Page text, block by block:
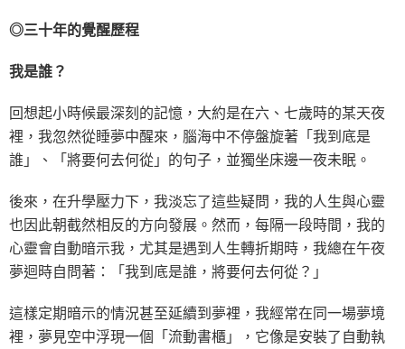
◎三十年的覺醒歷程
我是誰？
回想起小時候最深刻的記憶，大約是在六、七歲時的某天夜
裡，我忽然從睡夢中醒來，腦海中不停盤旋著「我到底是
誰」、「將要何去何從」的句子，並獨坐床邊一夜未眠。
後來，在升學壓力下，我淡忘了這些疑問，我的人生與心靈
也因此朝截然相反的方向發展。然而，每隔一段時間，我的
心靈會自動暗示我，尤其是遇到人生轉折期時，我總在午夜
夢迴時自問著：「我到底是誰，將要何去何從？」
這樣定期暗示的情況甚至延續到夢裡，我經常在同一場夢境
裡，夢見空中浮現一個「流動書櫃」，它像是安裝了自動執